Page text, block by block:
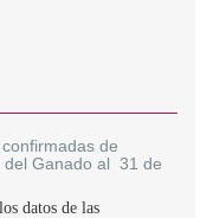
de
Ganado al 31 de
datos de las